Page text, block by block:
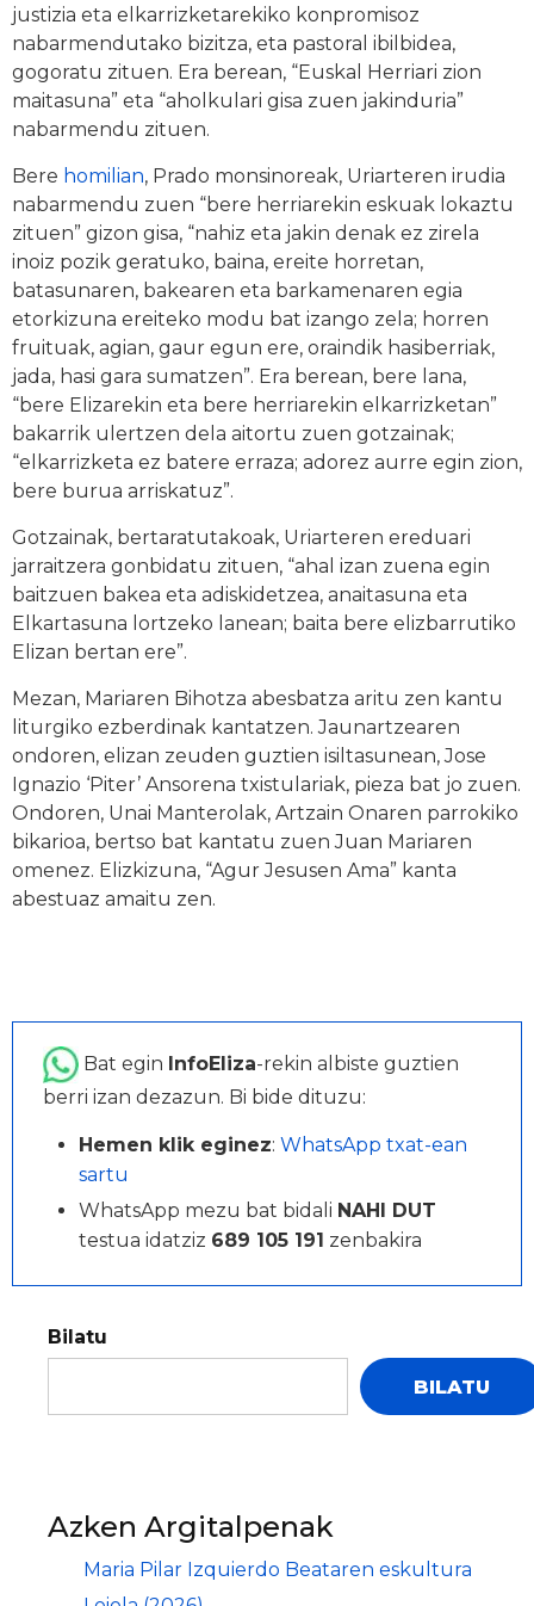
justizia eta elkarrizketarekiko konpromisoz
nabarmendutako bizitza, eta pastoral ibilbidea,
gogoratu zituen. Era berean, “Euskal Herriari zion
maitasuna” eta “aholkulari gisa zuen jakinduria”
nabarmendu zituen.
Bere homilian, Prado monsinoreak, Uriarteren irudia
nabarmendu zuen “bere herriarekin eskuak lokaztu
zituen” gizon gisa, “nahiz eta jakin denak ez zirela
inoiz pozik geratuko, baina, ereite horretan,
batasunaren, bakearen eta barkamenaren egia
etorkizuna ereiteko modu bat izango zela; horren
fruituak, agian, gaur egun ere, oraindik hasiberriak,
jada, hasi gara sumatzen”. Era berean, bere lana,
“bere Elizarekin eta bere herriarekin elkarrizketan”
bakarrik ulertzen dela aitortu zuen gotzainak;
“elkarrizketa ez batere erraza; adorez aurre egin zion,
bere burua arriskatuz”.
Gotzainak, bertaratutakoak, Uriarteren ereduari
jarraitzera gonbidatu zituen, “ahal izan zuena egin
baitzuen bakea eta adiskidetzea, anaitasuna eta
Elkartasuna lortzeko lanean; baita bere elizbarrutiko
Elizan bertan ere”.
Mezan, Mariaren Bihotza abesbatza aritu zen kantu
liturgiko ezberdinak kantatzen. Jaunartzearen
ondoren, elizan zeuden guztien isiltasunean, Jose
Ignazio ‘Piter’ Ansorena txistulariak, pieza bat jo zuen.
Ondoren, Unai Manterolak, Artzain Onaren parrokiko
bikarioa, bertso bat kantatu zuen Juan Mariaren
omenez. Elizkizuna, “Agur Jesusen Ama” kanta
abestuaz amaitu zen.
Bat egin InfoEliza-rekin albiste guztien
berri izan dezazun. Bi bide dituzu:
Hemen klik eginez: WhatsApp txat-ean
sartu
WhatsApp mezu bat bidali NAHI DUT
testua idatziz 689 105 191 zenbakira
Bilatu
BILATU
Azken Argitalpenak
Maria Pilar Izquierdo Beataren eskultura